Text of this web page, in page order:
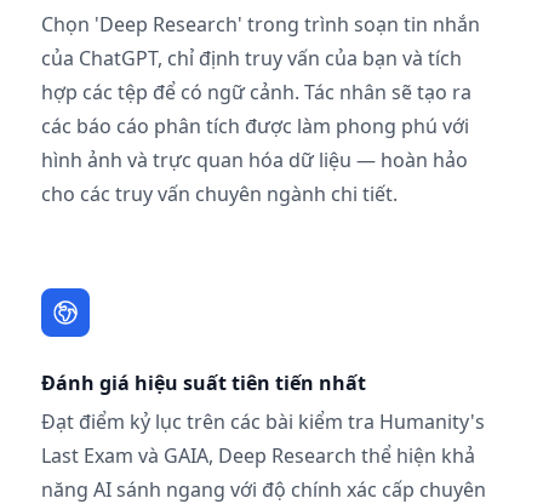
Chọn 'Deep Research' trong trình soạn tin nhắn
của ChatGPT, chỉ định truy vấn của bạn và tích
hợp các tệp để có ngữ cảnh. Tác nhân sẽ tạo ra
các báo cáo phân tích được làm phong phú với
hình ảnh và trực quan hóa dữ liệu — hoàn hảo
cho các truy vấn chuyên ngành chi tiết.
Đánh giá hiệu suất tiên tiến nhất
Đạt điểm kỷ lục trên các bài kiểm tra Humanity's
Last Exam và GAIA, Deep Research thể hiện khả
năng AI sánh ngang với độ chính xác cấp chuyên